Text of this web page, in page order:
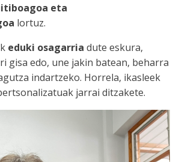
eta
lortuz.
eduki osagarria dute eskura,
gisa edo, une jakin batean, beharra
indartzeko. Horrela, ikasleek
jarrai ditzakete.